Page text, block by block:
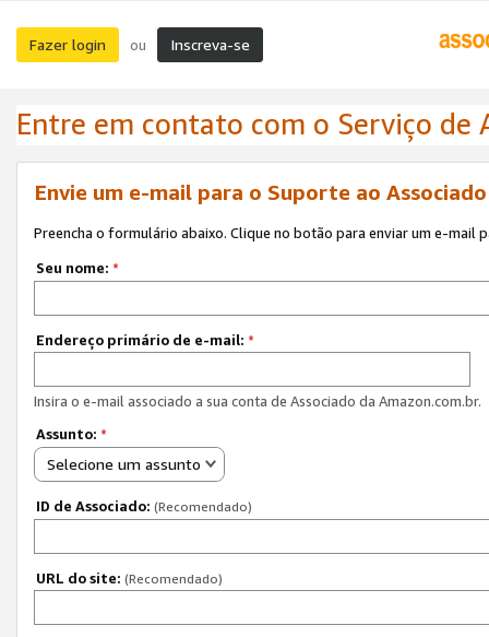
Fazer login ou Inscreva-se
Entre em contato com o Serviço de
Envie um e-mail para o Suporte ao
Preencha o formulário abaixo. Clique no botão para enviar um e-mail
Seu nome: *
Endereço primário de e-mail: *
Insira o e-mail associado a sua conta de Associado da Amazon.com.br.
Assunto: *
Selecione um assunto
ID de Associado: (Recomendado)
URL do site: (Recomendado)